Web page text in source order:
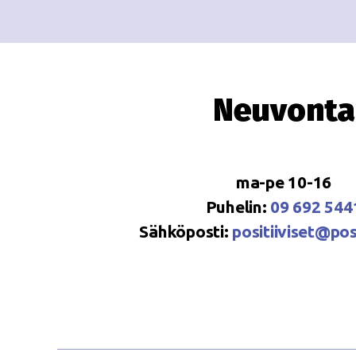
Neuvonta
ma-pe 10-16
Puhelin: 09 692
Sähköposti: